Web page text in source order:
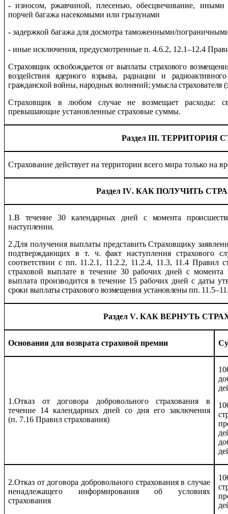
-износом, ржавчиной, плесенью, обесцвечивание, иными
порчей багажа насекомыми или грызунами
-задержкой багажа для досмотра таможенными/
-иные исключения, предусмотренные п. 4.6.2, 12.1–12.4
Страховщик освобождается от выплаты страхового
воздействия ядерного взрыва, радиации и
гражданской войны, народных волнений; умысла страхователя
Страховщик в любом случае не возмещает расходы:
превышающие установленные страховые суммы.
Раздел III. ТЕРРИТОРИЯ
Страхование действует на территории всего мира только на
Раздел IV. КАК ПОЛУЧИТЬ
1.В течение 30 календарных дней с момента
наступлении.
2.Для получения выплаты представить Страховщику
подтверждающих в т. ч. факт наступления страхового
соответствии с пп. 11.2.1, 11.2.2, 11.2.4, 11.3, 11.4 Правил
страховой выплате в течение 30 рабочих дней с
выплата производится в течение 15 рабочих дней с даты
сроки выплаты страхового возмещения установлены пп.
Раздел V. КАК ВЕРНУТЬ
Основания для возврата страховой премии
1.Отказ от договора добровольного страхования в
течение 14 календарных дней со дня его заключения
(п. 7.16 Правил страхования)
2.Отказ от договора добровольного страхования в случае
ненадлежащего информирования об условиях
страхования